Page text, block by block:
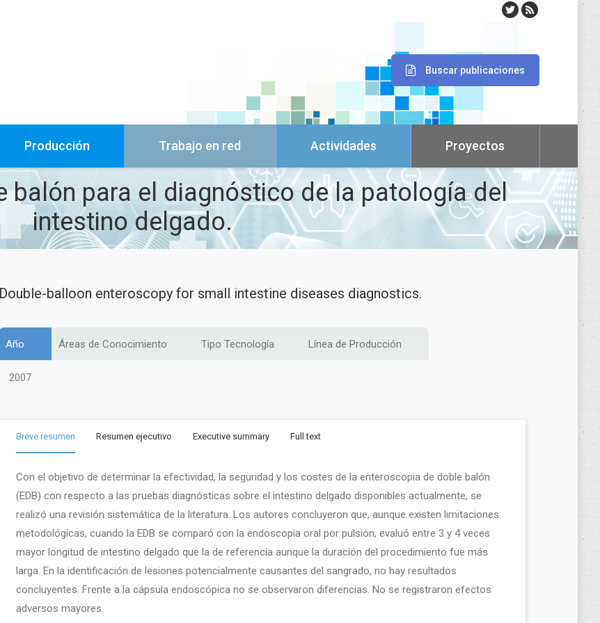
Buscar publicaciones
Producción Trabajo en red Actividades Proyectos
balón para el diagnóstico de la patología del
intestino delgado.
Double-balloon enteroscopy for small intestine diseases diagnostics.
Año Áreas de Conocimiento Tipo Tecnología Línea de Producción
2007
Breve resumen Resumen ejecutivo Executive summary Full text
Con el objetivo de determinar la efectividad, la seguridad y los costes de la enteroscopia de doble balón
(EDB) con respecto a las pruebas diagnósticas sobre el intestino delgado disponibles actualmente, se
realizó una revisión sistemática de la literatura. Los autores concluyeron que, aunque existen limitaciones
metodológicas, cuando la EDB se comparó con la endoscopia oral por pulsión, evaluó entre 3 y 4 veces
mayor longitud de intestino delgado que la de referencia aunque la duración del procedimiento fue más
larga. En la identificación de lesiones potencialmente causantes del sangrado, no hay resultados
concluyentes. Frente a la cápsula endoscópica no se observaron diferencias. No se registraron efectos
adversos mayores.